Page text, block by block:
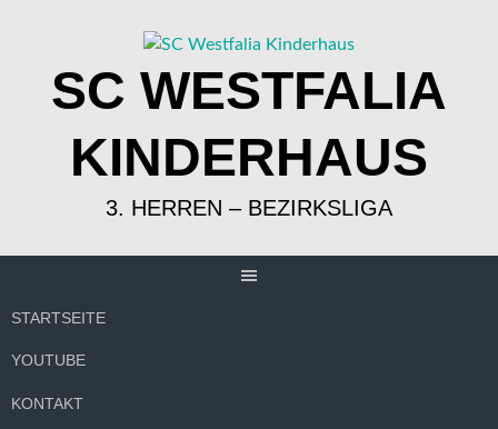
SC WESTFALIA
KINDERHAUS
3. HERREN – BEZIRKSLIGA
STARTSEITE
YOUTUBE
KONTAKT